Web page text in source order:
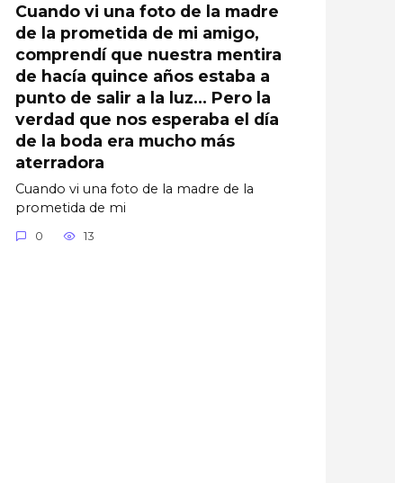
Cuando vi una foto de la madre
de la prometida de mi amigo,
comprendí que nuestra mentira
de hacía quince años estaba a
punto de salir a la luz… Pero la
verdad que nos esperaba el día
de la boda era mucho más
aterradora
Cuando vi una foto de la madre de la
prometida de mi
0 13